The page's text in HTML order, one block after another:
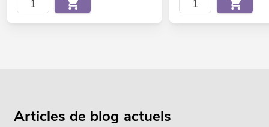
Articles de blog actuels